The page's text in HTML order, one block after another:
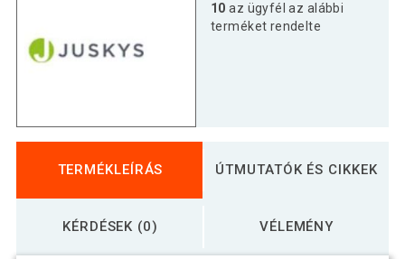
10 az ügyfél az alábbi
terméket rendelte
TERMÉKLEÍRÁS ÚTMUTATÓK ÉS CIKKEK
KÉRDÉSEK (0) VÉLEMÉNY